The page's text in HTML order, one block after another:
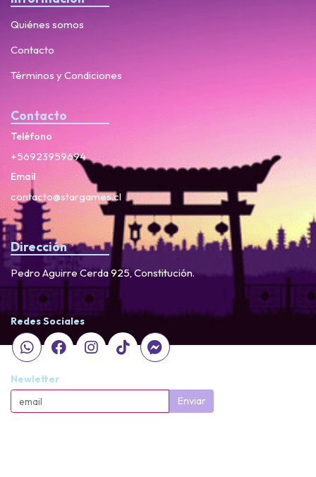
Quiénes somos
Contacto
Términos y Condiciones
Contacto
Teléfono
+56923959694
Email
contacto@stargames.cl
Dirección
Pedro Aguirre Cerda 925, Constitución.
Redes Sociales
Newletter
Enviar